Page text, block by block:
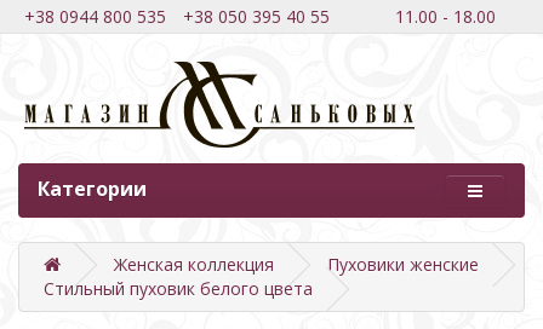
+38 0944 800 535 +38 050 395 40 55 11.00 - 18.00
Категории
Женская коллекция
Пуховики женские
Стильный пуховик белого цвета